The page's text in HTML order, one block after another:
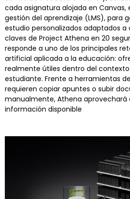
cada asignatura alojada en Canvas,
gestión del aprendizaje (LMS), para
estudio personalizados adaptados a
claves de Project Athena en 20
responde a uno de los principales
artificial aplicada a la educación:
realmente útiles dentro del
estudiante. Frente a herramientas
requieren copiar apuntes o subir
manualmente, Athena
información disponible